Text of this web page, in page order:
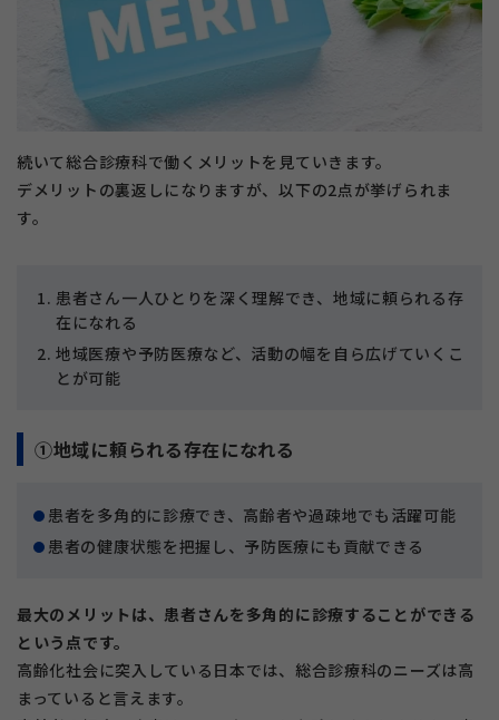
続いて総合診療科で働くメリットを見ていきます。
デメリットの裏返しになりますが、以下の2点が挙げられま
す。
患者さん一人ひとりを深く理解でき、地域に頼られる存
在になれる
地域医療や予防医療など、活動の幅を自ら広げていくこ
とが可能
①地域に頼られる存在になれる
患者を多角的に診療でき、高齢者や過疎地でも活躍可能
患者の健康状態を把握し、予防医療にも貢献できる
最大のメリットは、患者さんを多角的に診療することができる
という点です。
高齢化社会に突入している日本では、総合診療科のニーズは高
まっていると言えます。